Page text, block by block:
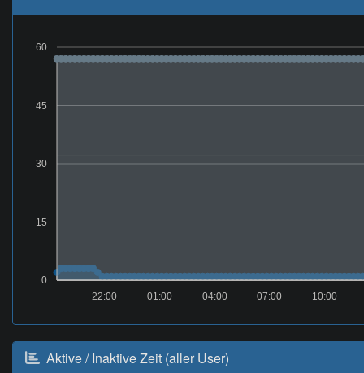
0
15
30
45
60
10:00
07:00
04:00
01:00
22:00
Aktive / Inaktive Zeit (aller User)